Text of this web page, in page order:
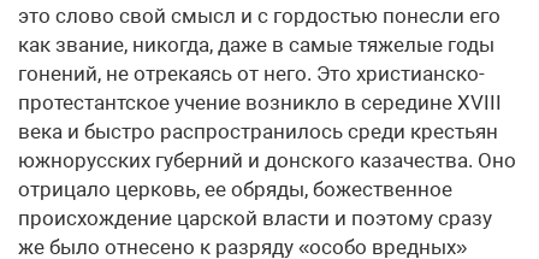
это слово свой смысл и с гордостью понесли его
как звание, никогда, даже в самые тяжелые годы
гонений, не отрекаясь от него. Это христианско-
протестантское учение возникло в середине XVIII
века и быстро распространилось среди крестьян
южнорусских губерний и донского казачества. Оно
отрицало церковь, ее обряды, божественное
происхождение царской власти и поэтому сразу
же было отнесено к разряду «особо вредных»